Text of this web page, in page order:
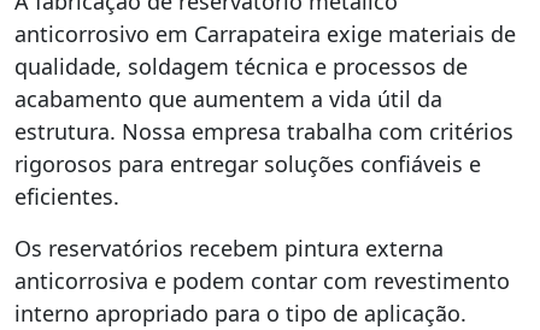
anticorrosivo em Carrapateira exige materiais de
qualidade, soldagem técnica e processos de
acabamento que aumentem a vida útil da
estrutura. Nossa empresa trabalha com critérios
rigorosos para entregar soluções confiáveis e
eficientes.
Os reservatórios recebem pintura externa
anticorrosiva e podem contar com revestimento
interno apropriado para o tipo de aplicação.